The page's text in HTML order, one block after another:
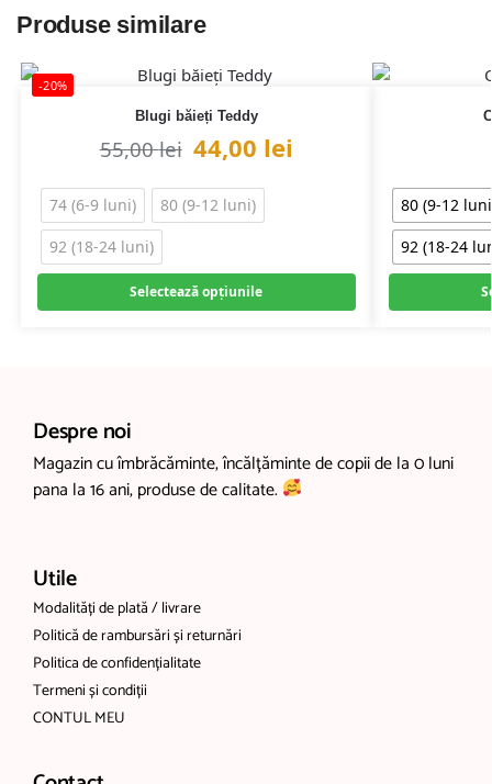
Produse similare
-20%
Blugi băieți Teddy
55,00lei 44,00 lei
74 (6-9 luni)
80 (9-12 luni)
92 (18-24 luni)
Selectează opțiunile
80 (9-12
92 (18-24
Despre noi
Magazin cu îmbrăcăminte, încălțăminte de copii de la 0 luni
pana la 16 ani, produse de calitate.
Utile
Modalități de plată / livrare
Politică de rambursări și returnări
Politica de confidențialitate
Termeni și condiții
CONTUL MEU